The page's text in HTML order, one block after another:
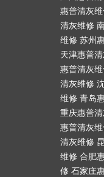
惠普清灰
清灰维修
维修 苏州
天津惠普
惠普清灰
清灰维修
维修 青岛
重庆惠普
惠普清灰
清灰维修
维修 合肥
修 石家庄